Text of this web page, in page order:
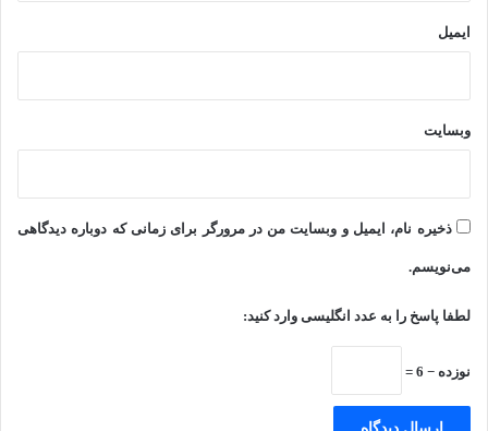
ایمیل
وبسایت
ذخیره نام، ایمیل و وبسایت من در مرورگر برای زمانی که دوباره دیدگاهی
می‌نویسم.
لطفا پاسخ را به عدد انگلیسی وارد کنید:
نوزده − 6 =